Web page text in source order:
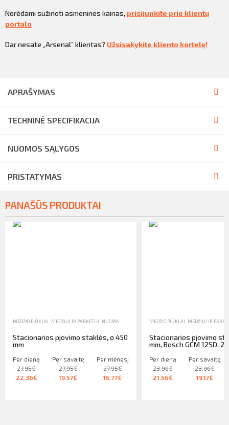
Norėdami sužinoti asmenines kainas, prisijunkite prie klientų
portalo
Dar nesate „Arsenal” klientas? Užsisakykite kliento kortelę!
APRAŠYMAS
TECHNINĖ SPECIFIKACIJA
NUOMOS SĄLYGOS
PRISTATYMAS
PANAŠŪS PRODUKTAI
MEDŽIO PJŪKLAI MEDŽIUI IR PARKETUI NUOMA
Stacionarios pjovimo staklės, ø 450
mm
Per dieną
27.95€
22.36€
Per savaitę
27.95€
19.57€
Per mėnesį
27.95€
16.77€
MEDŽIO PJŪKLAI MEDŽIUI IR
Stacionarios pjovimo
mm, Bosch GCM 12SD,
Per dieną
23.96€
21.56€
Per savaitę
23.96€
19.17€